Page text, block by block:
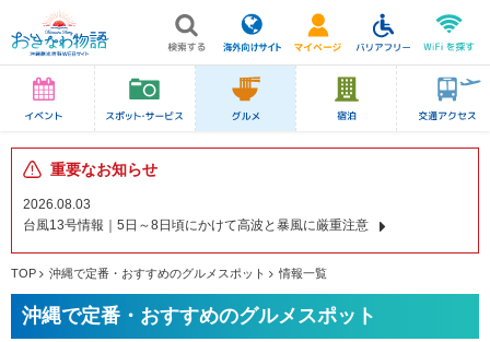
重要なお知らせ
2026.08.03
台風13号情報｜5日～8日頃にかけて高波と暴風に厳重注意
TOP 沖縄で定番・おすすめのグルメスポット 情報一覧
沖縄で定番・おすすめのグルメスポット